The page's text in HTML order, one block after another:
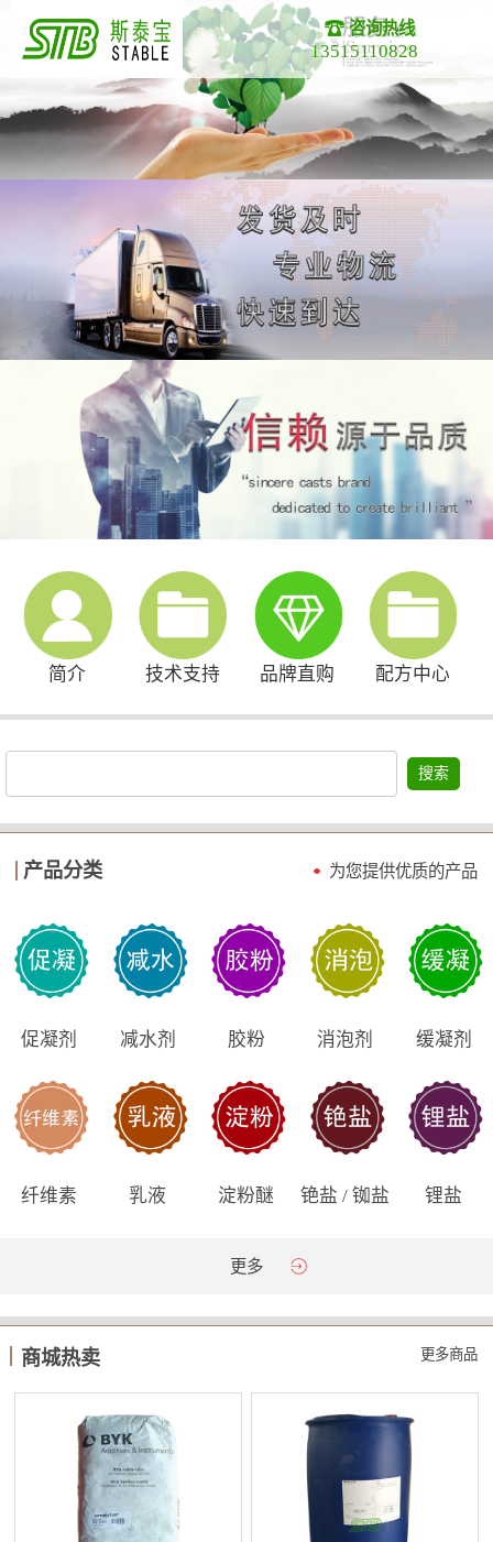
咨询热线
13515110828
简介 技术支持 品牌直购 配方中心
搜索
产品分类 为您提供优质的产品
促凝剂 减水剂 胶粉 消泡剂 缓凝剂
纤维素 乳液 淀粉醚 铯盐 / 铷盐 锂盐
更多
商城热卖 更多商品